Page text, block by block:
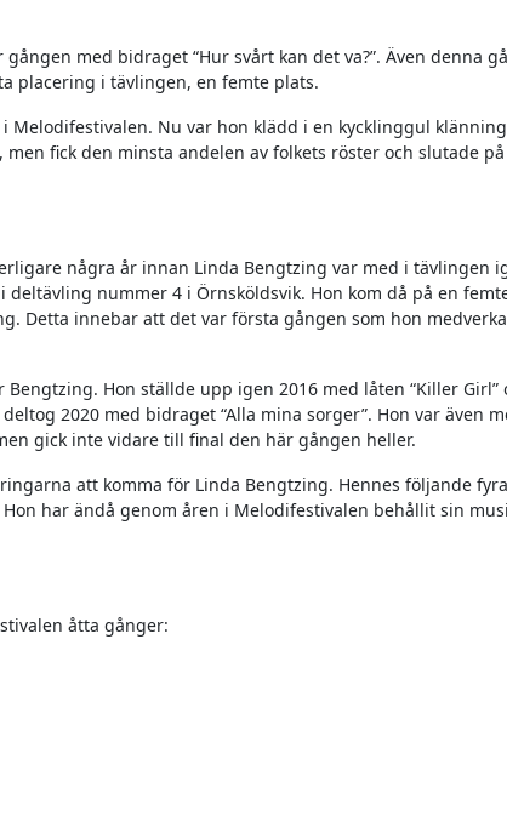
med bidraget “Hur svårt kan det va?”. Även denna
placering i tävlingen, en femte plats.
Melodifestivalen. Nu var hon klädd i en kycklinggul
fick den minsta andelen av folkets röster och slutade
några år innan Linda Bengtzing var med i tävlingen
deltävling nummer 4 i Örnsköldsvik. Hon kom då på en
Detta innebar att det var första gången som hon
Hon ställde upp igen 2016 med låten “Killer Girl”
2020 med bidraget “Alla mina sorger”. Hon var även
gick inte vidare till final den här gången heller.
att komma för Linda Bengtzing. Hennes följande
har ändå genom åren i Melodifestivalen behållit sin
åtta gånger: